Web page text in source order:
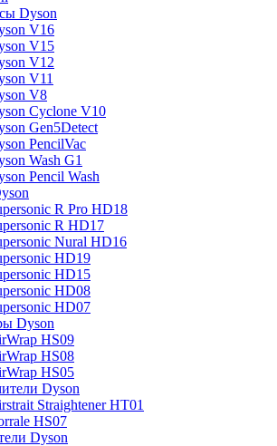
Dyson
V16
V15
V12
V11
V8
Cyclone V10
Gen5Detect
PencilVac
Wash G1
Pencil Wash
R Pro HD18
R HD17
Nural HD16
HD19
HD15
HD08
HD07
Dyson
HS09
HS08
HS05
Dyson
Straightener HT01
HS07
Dyson